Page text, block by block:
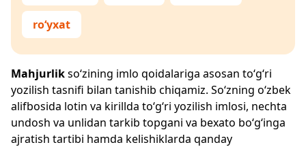
ro‘yxat
Mahjurlikso‘zining imlo qoidalariga asosan to‘g‘ri
yozilish tasnifi bilan tanishib chiqamiz. So‘zning o‘zbek
alifbosida lotin va kirillda to‘g‘ri yozilish imlosi, nechta
undosh va unlidan tarkib topgani va bexato bo‘g‘inga
ajratish tartibi hamda kelishiklarda qanday